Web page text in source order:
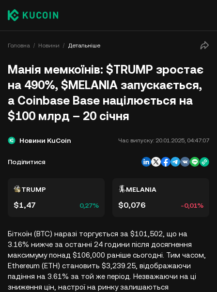
Головна Новини Детальніше
Манія мемкоїнів: $TRUMP зростає
на 490%, $MELANIA запускається,
а Coinbase Base націлюється на
$100 млрд – 20 січня
Новини KuCoin Час випуску: 20.01.2025, 04:47:07
Поділитися
TRUMP
$1,47 0,27%
MELANIA
$0,076 -0,01%
Біткоїн (BTC) наразі торгується за $101,502, що на
3.16% нижче за останні 24 години після досягнення
максимуму понад $106,000 раніше сьогодні. Тим часом,
Ethereum (ETH) становить $3,239.25, відображаючи
падіння на 3.61% за той же період. Незважаючи на ці
зниження цін, настрої на ринку залишаються